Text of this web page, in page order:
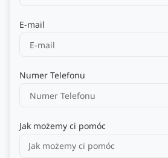
E-mail
Numer Telefonu
Jak możemy ci pomóc